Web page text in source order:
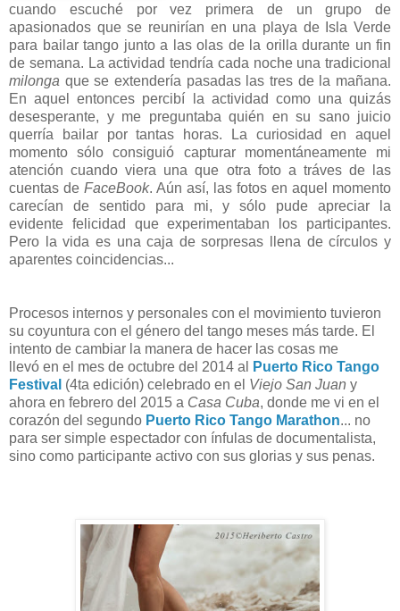
cuando escuché por vez primera de un grupo de
apasionados que se reunirían en una playa de Isla Verde
para bailar tango junto a las olas de la orilla durante un fin
de semana. La actividad tendría cada noche una tradicional
milonga que se extendería pasadas las tres de la mañana.
En aquel entonces percibí la actividad como una quizás
desesperante, y me preguntaba quién en su sano juicio
querría bailar por tantas horas. La curiosidad en aquel
momento sólo consiguió capturar momentáneamente mi
atención cuando viera una que otra foto a tráves de las
cuentas de FaceBook. Aún así, las fotos en aquel momento
carecían de sentido para mi, y sólo pude apreciar la
evidente felicidad que experimentaban los participantes.
Pero la vida es una caja de sorpresas llena de círculos y
aparentes coincidencias...
Procesos internos y personales con el movimiento tuvieron
su coyuntura con el género del tango meses más tarde. El
intento de cambiar la manera de hacer las cosas me
llevó en el mes de octubre del 2014 al
Puerto Rico Tango
Festival (4ta edición) celebrado en el Viejo San Juan y
ahora en febrero del 2015 a Casa Cuba, donde me vi en el
corazón del segundo Puerto Rico Tango Marathon... no
para ser simple espectador con ínfulas de documentalista,
sino como participante activo con sus glorias y sus penas.